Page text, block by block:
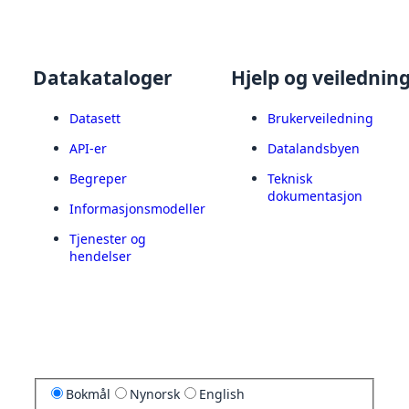
Datakataloger
Datasett
API-er
Begreper
Informasjonsmodeller
Tjenester og
hendelser
Hjelp og
Brukerveiledning
Datalandsbyen
Teknisk
dokumentasjon
Bokmål Nynorsk English